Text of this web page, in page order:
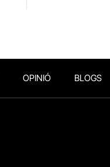
OPINIÓ BLOGS